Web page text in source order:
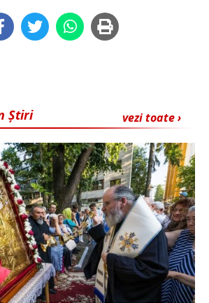
vezi toate ›
Știri